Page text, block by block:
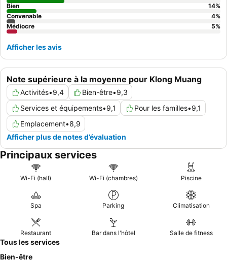
Note supérieure à la moyenne pour Klong Muang
Activités•9,4 Bien-être•9,3
Services et équipements•9,1 Pour les familles•9,1
Emplacement•8,9
Afficher plus de notes d’évaluation
Bien
14%
Convenable
4%
Médiocre
5%
Afficher les avis
Principaux services
Wi-Fi (hall) Wi-Fi (chambres) Piscine
Spa Parking Climatisation
Restaurant Bar dans l'hôtel Salle de fitness
Tous les services
Bien-être